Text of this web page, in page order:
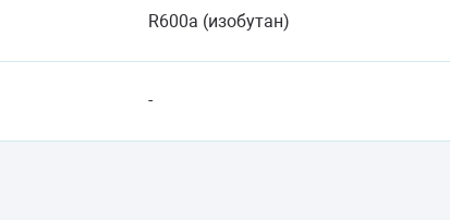
R600a (изобутан)
-